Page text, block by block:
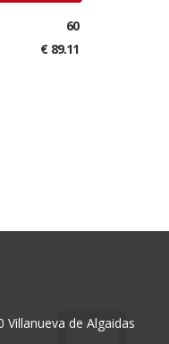
60
€ 89.11
de Algaidas